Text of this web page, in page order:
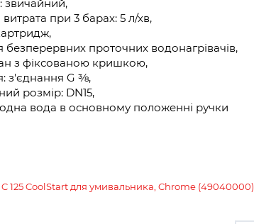
звичайний,
при 3 барах: 5 л/хв,
безперервних проточних водонагрівачів,
з фіксованою кришкою,
з'єднання G ⅜,
розмір: DN15,
вода в основному положенні ручки
125 CoolStart для умивальника, Chrome (49040000)